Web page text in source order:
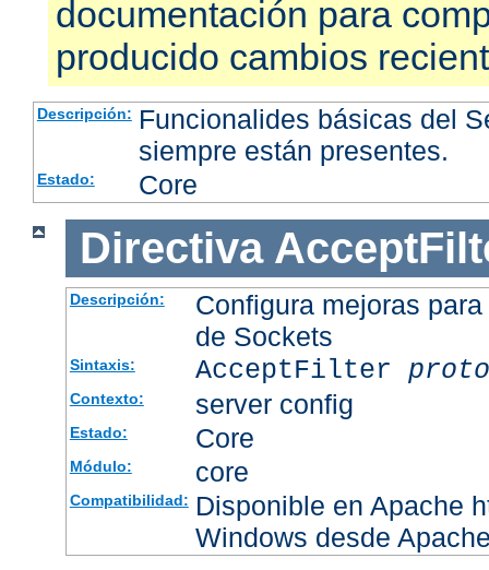
documentación para
producido cambios
Descripción: Funcionalides básicas del
siempre están presentes.
Estado: Core
Directiva
Descripción:
Configura mejoras
de Sockets
Sintaxis: AcceptFilter
Contexto: server config
Estado: Core
Módulo: core
Compatibilidad: Disponible en Apache
Windows desde